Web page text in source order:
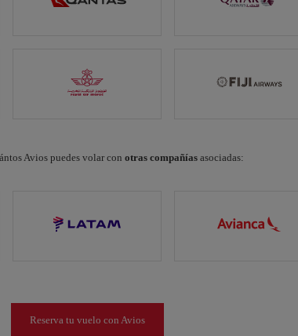
Avios puedes volar con otras compañías asociadas:
Reserva tu vuelo con Avios